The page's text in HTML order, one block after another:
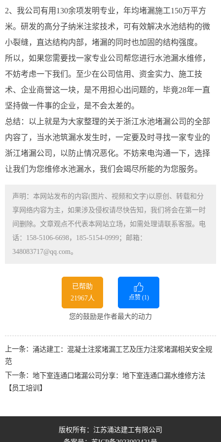
2、我公司有用130余项发明专业，年均堵漏施工150万平方
米。研发的高分子纳米注浆技术，可有效解决水池结构的微
小裂缝，直达结构内部，堵漏的同时也加固的结构强度。
所以，如果您需要找一家专业公司帮您进行水池漏水维修，
不妨考虑一下我们。至少在公司信用、资金实力、施工技
术、企业商誉这一块，是不用担心出问题的，毕竟28年一直
坚持做一件事的企业，是不会太差的。
总结：以上就是为大家整理的关于浙江水池堵漏公司的全部
内容了，当水池筑漏水发生时，一定要及时寻找一家专业的
浙江堵漏公司，以防止情况恶化。不妨来电沟通一下，选择
让我们为您维修水池漏水，我们会竭尽所能的为您服务。
声明：本网站发布的内容(图片、视频和文字)以原创、转载和分
享网络内容为主，如果涉及侵权请尽快告知，我们将会在第一时
间删除。文章观点不代表本网站立场，如需处理请联系客服。电
话：158-5106-6698，185-5154-0999；邮箱：
348083717@qq.com。
已帮助
21967人
点赞 (1)
您的鼓励是作者最大的动力
上一条： 涌达建工：混凝土注浆堵漏工艺及压力注浆堵漏相关安全规
范
下一条： 地下室连通口堵漏公司分享：地下室连通口漏水维修方法
【员工培训】
版权所有：江苏涌达建工有限公司